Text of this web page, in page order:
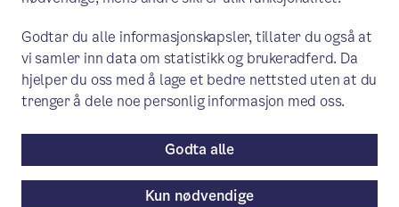
Sommeren er full av aktiviteter som gir
ny energi til både kropp og humør. Her
finner du tilbudene aktører i bydelen har
for barn og unge.
/ Publisert: 02.06.2026
Av Bydel Søndre Nordstrand
Godtar du alle informasjonskapsler, tillater du også at
vi samler inn data om statistikk og brukeradferd. Da
hjelper du oss med å lage et bedre nettsted uten at du
trenger å dele noe personlig informasjon med oss.
Kun nødvendige
Godta alle